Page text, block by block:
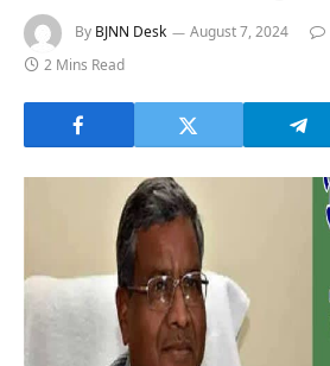
By BJNN Desk August 7, 2024
2 Mins Read